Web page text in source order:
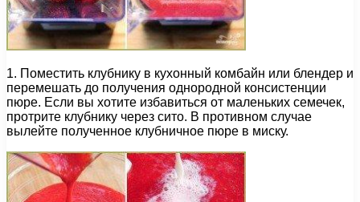
1. Поместить клубнику в кухонный комбайн или блендер и
перемешать до получения однородной консистенции
пюре. Если вы хотите избавиться от маленьких семечек,
протрите клубнику через сито. В противном случае
вылейте полученное клубничное пюре в миску.